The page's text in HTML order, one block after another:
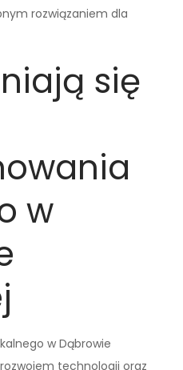
rozwiązaniem dla
się
w
w Dąbrowie
technologii oraz